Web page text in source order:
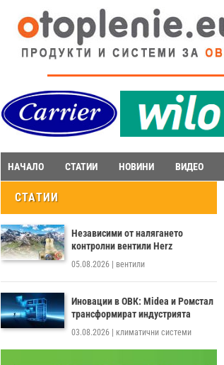
НАЧАЛО СТАТИИ НОВИНИ ВИДЕО
СТАТИИ
Независими от налягането
контролни вентили Herz
05.08.2026 вентили
Иновации в ОВК: Midea и Ромстал
трансформират индустрията
03.08.2026 климатични системи